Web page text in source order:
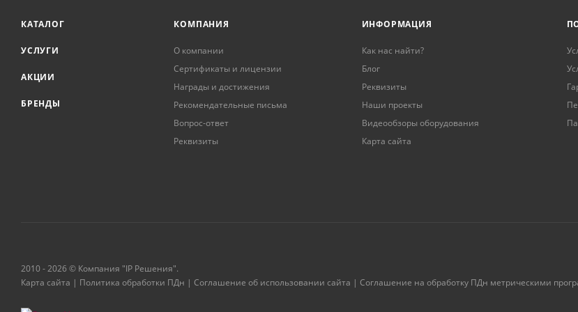
КАТАЛОГ
УСЛУГИ
АКЦИИ
БРЕНДЫ
КОМПАНИЯ
О компании
Сертификаты и лицензии
Награды и достижения
Рекомендательные письма
Вопрос-ответ
Реквизиты
ИНФОРМАЦИЯ
Как нас найти?
Блог
Реквизиты
Наши проекты
Видеообзоры оборудования
Карта сайта
2010 - 2026 © Компания "IP Решения".
Карта сайта | Политика обработки ПДн | Соглашение об использовании сайта | Соглашение на обработку ПДн метрическими